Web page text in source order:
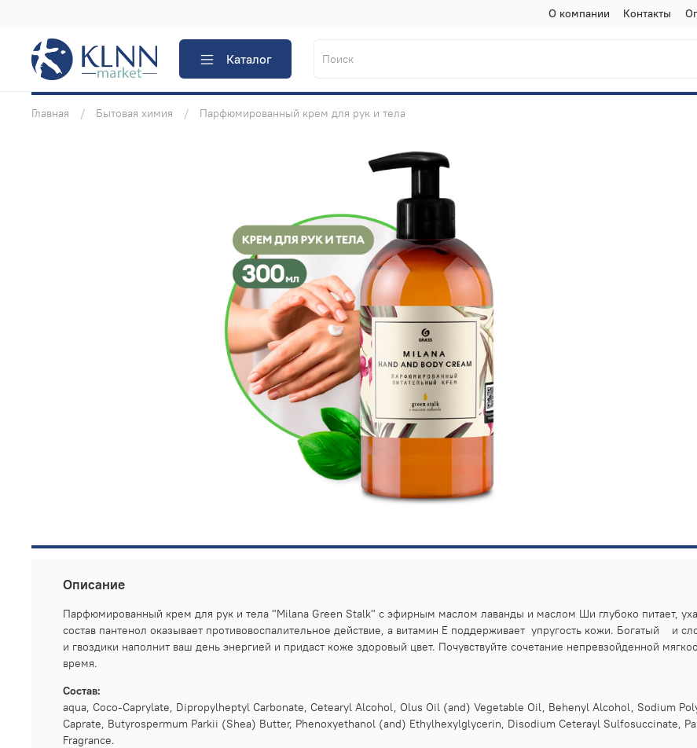
О компании Контакты
Каталог
Главная Бытовая химия
Парфюмированный крем для рук и тела
Описание
Парфюмированный крем для рук и тела "Milana Green Stalk" с эфирным маслом лаванды и маслом Ши глубоко питает,
состав пантенол оказывает противовоспалительное действие, а витамин Е поддерживает упругость кожи. Богатый и
и гвоздики наполнит ваш день энергией и придаст коже здоровый цвет. Почувствуйте сочетание непревзойденной
время.
Состав:
aqua, Coco-Caprylate, Dipropylheptyl Carbonate, Cetearyl Alcohol, Olus Oil (and) Vegetable Oil, Behenyl Alcohol, Sodium
Caprate, Butyrospermum Parkii (Shea) Butter, Phenoxyethanol (and) Ethylhexylglycerin, Disodium Ceterayl Sulfosuccinate,
Fragrance.